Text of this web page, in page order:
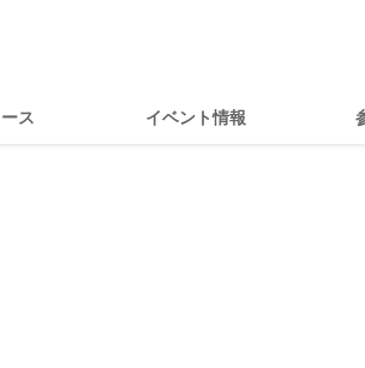
ス イベント情報